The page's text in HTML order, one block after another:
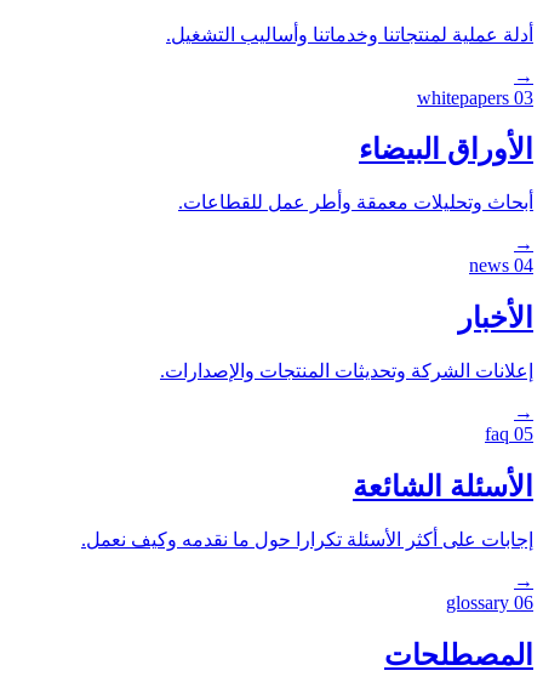
أدلة عملية لمنتجاتنا وخدماتنا وأساليب التشغيل.
→
whitepapers 03
الأوراق البيضاء
أبحاث وتحليلات معمقة وأطر عمل للقطاعات.
→
news 04
الأخبار
إعلانات الشركة وتحديثات المنتجات والإصدارات.
→
faq 05
الأسئلة الشائعة
إجابات على أكثر الأسئلة تكرارا حول ما نقدمه وكيف نعمل.
→
glossary 06
المصطلحات